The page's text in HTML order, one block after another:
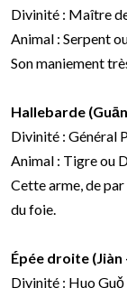
Divinité : Maître
Animal : Serpent
Son maniement
Hallebarde
Divinité : Général
Animal : Tigre ou
Cette arme, de
du foie.
Épée droite (Jiàn
Divinité : Huo